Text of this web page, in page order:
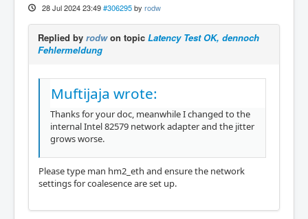
28 Jul 2024 23:49 #306295 by rodw
Replied by rodwon topic Latency Test OK, dennoch
Fehlermeldung
Muftijaja wrote:
Thanks for your doc, meanwhile I changed to the
internal Intel 82579 network adapter and the jitter
grows worse.
Please type man hm2_eth and ensure the network
settings for coalesence are set up.